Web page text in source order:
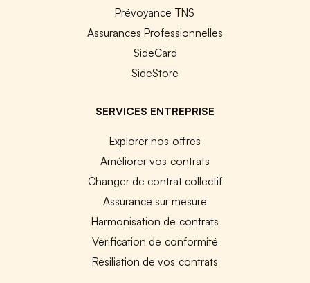
Prévoyance TNS
Assurances Professionnelles
SideCard
SideStore
SERVICES ENTREPRISE
Explorer nos offres
Améliorer vos contrats
Changer de contrat collectif
Assurance sur mesure
Harmonisation de contrats
Vérification de conformité
Résiliation de vos contrats